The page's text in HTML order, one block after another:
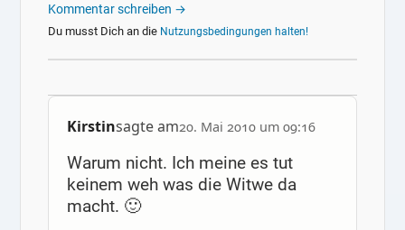
Kommentar schreiben →
Du musst Dich an die Nutzungsbedingungen halten!
Kirstinsagte am20. Mai 2010 um 09:16
Warum nicht. Ich meine es tut
keinem weh was die Witwe da
macht. 🙂